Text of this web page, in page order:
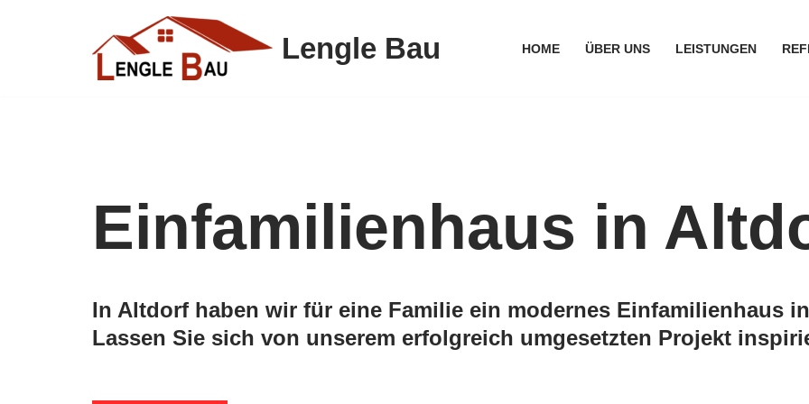
Lengle Bau HOME ÜBER UNS LEISTUNGEN
Einfamilienhaus in
In Altdorf haben wir für eine Familie ein modernes Einfamilienhaus
Lassen Sie sich von unserem erfolgreich umgesetzten Projekt